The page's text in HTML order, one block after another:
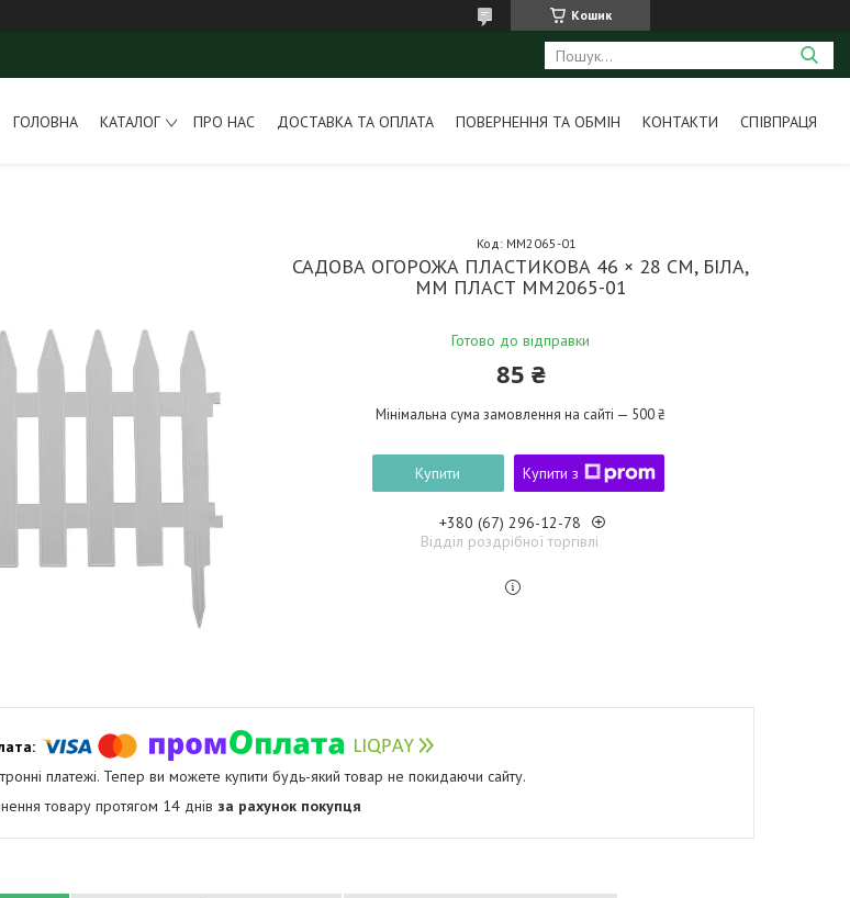
Кошик
ГОЛОВНА КАТАЛОГ ПРО НАС ДОСТАВКА ТА ОПЛАТА ПОВЕРНЕННЯ ТА ОБМІН КОНТАКТИ СПІВПРАЦЯ
САДОВА ОГОРОЖА ПЛАСТИКОВА 46 × 28 СМ, БІЛА,
ММ ПЛАСТ MM2065-01
Готово до відправки
Код: MM2065-01
85 ₴
Мінімальна сума замовлення на сайті — 500 ₴
Купити Купити з
+380 (67) 296-12-78
Відділ роздрібної торгівлі
платежі. Тепер ви можете купити будь-який товар не покидаючи сайту.
товару протягом 14 днів за рахунок покупця